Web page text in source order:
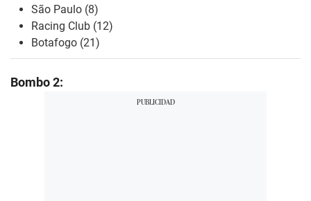
São Paulo (8)
Racing Club (12)
Botafogo (21)
Bombo 2: